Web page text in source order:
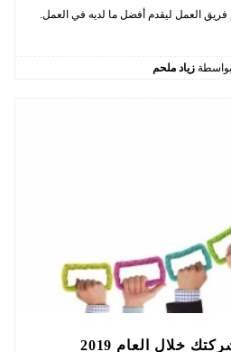
فريق العمل ليقدم أفضل ما لديه في العمل.
بواسطة زياد ملحم